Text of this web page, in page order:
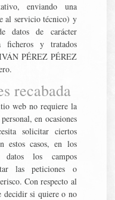
enviando una
al servicio técnico) y
datos de carácter
ficheros y tratados
PÉREZ PÉREZ
recabada
web no requiere la
en ocasiones
solicitar ciertos
estos casos, en los
los campos
las peticiones o
Con respecto al
decidir si quiere o no